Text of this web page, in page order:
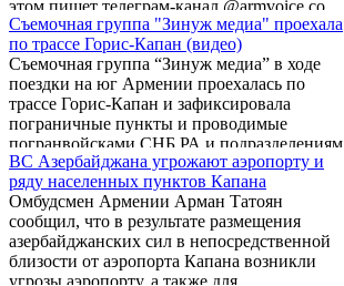
этом пишет телеграм-канал @armvoice со
ссылкой на свои источники. «Они заявили,
что не хотят иметь никакого отношения к
власти предателей и у них нет никаких
ожиданий. Никто из крупных общин
Капан, Горис, Каджаран, Мегри, Сисиан,
Тех и Татев не принял приглашение
встретиться с Авиняном, «послав его
подальше»», — пишет тг-канал.
Съемочная группа "Зинуж медиа" проехала
по трассе Горис-Капан (видео)
Съемочная группа “Зинуж медиа” в ходе
поездки на юг Армении проехалась по
трассе Горис-Капан и зафиксировала
пограничные пункты и проводимые
погранвойсками СНБ РА и подразделениям
миротворческого контингента РФ на
данном участке меры безопасности.
ВС Азербайджана угрожают аэропорту и
ряду населенных пунктов Капана
Омбудсмен Армении Арман Татоян
сообщил, что в результате размещения
азербайджанских сил в непосредственной
близости от аэропорта Капана возникли
угрозы аэропорту, а также для